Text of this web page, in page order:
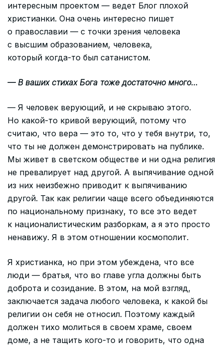
интересным проектом — ведет Блог плохой
христианки. Она очень интересно пишет
о православии — с точки зрения человека
с высшим образованием, человека,
который когда-то был сатанистом.
— В ваших стихах Бога тоже достаточно много…
— Я человек верующий, и не скрываю этого.
Но какой-то кривой верующий, потому что
считаю, что вера — это то, что у тебя внутри, то,
что ты не должен демонстрировать на публике.
Мы живет в светском обществе и ни одна религия
не превалирует над другой. А выпячивание одной
из них неизбежно приводит к выпячиванию
другой. Так как религии чаще всего объединяются
по национальному признаку, то все это ведет
к националистическим разборкам, а я это просто
ненавижу. Я в этом отношении космополит.
Я христианка, но при этом убеждена, что все
люди — братья, что во главе угла должны быть
доброта и созидание. В этом, на мой взгляд,
заключается задача любого человека, к какой бы
религии он себя не относил. Поэтому каждый
должен тихо молиться в своем храме, своем
доме, а не тащить кого-то и говорить, что одна